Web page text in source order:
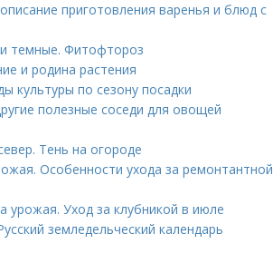
приготовления варенья и блюд с
и темные. Фитофтороз
и родина растения
культуры по сезону посадки
полезные соседи для овощей
Тень на огороде
Особенности ухода за ремонтантной
урожая. Уход за клубникой в июле
земледельческий календарь